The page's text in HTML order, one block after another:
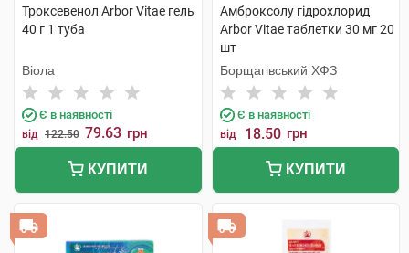
Троксевенол Arbor Vitae гель
40 г 1 туба
Віола
Є в наявності
від 122.50 79.63 грн
КУПИТИ
Амброксолу гідрохлорид
Arbor Vitae таблетки 30 мг 20
шт
Борщагівський ХФЗ
Є в наявності
від 18.50 грн
КУПИТИ